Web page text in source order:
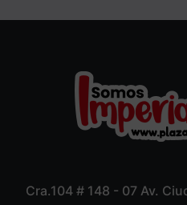
Cra.104 # 148 - 07 Av.